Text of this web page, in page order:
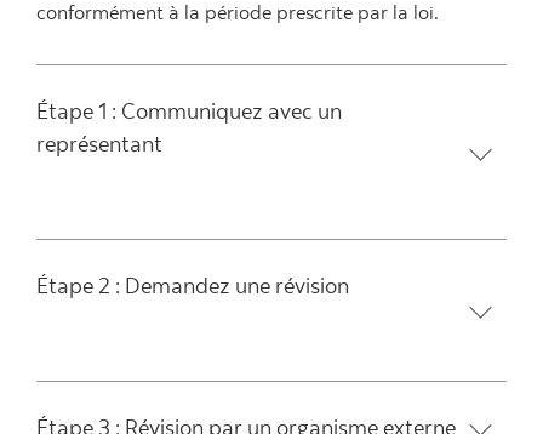
conformément à la période prescrite par la loi.
Étape 1 : Communiquez avec un
représentant
Étape 2 : Demandez une révision
Étape 3 : Révision par un organisme externe